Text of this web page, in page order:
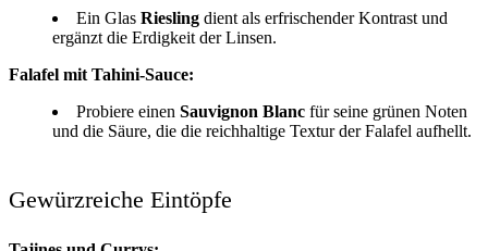
Ein Glas Riesling dient als erfrischender Kontrast und
ergänzt die Erdigkeit der Linsen.
Falafel mit Tahini-Sauce:
Probiere einen Sauvignon Blanc für seine grünen Noten
und die Säure, die die reichhaltige Textur der Falafel aufhellt.
Gewürzreiche Eintöpfe